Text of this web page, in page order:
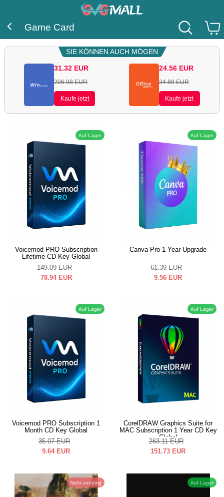
Game Card
SIE KÖNNEN AUCH MÖGEN
31.32 EUR
206.98 EUR
Kaufe jetzt
24.56 EUR
34.89 EUR
Kaufe jetzt
Auf Lager
Voicemod PRO Subscription
Lifetime CD Key Global
149.09 EUR
78.94 EUR
Auf Lager
Canva Pro 1 Year Upgrade
61.39 EUR
9.56 EUR
Auf Lager
Voicemod PRO Subscription 1
Month CD Key Global
35.07 EUR
9.64 EUR
Auf Lager
CorelDRAW Graphics Suite for
MAC Subscription 1 Year CD Key
Global
263.11 EUR
151.73 EUR
Nicht vorrättig Auf Lager